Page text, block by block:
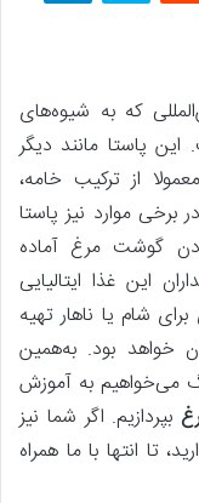
که به شیوه‌های
پاستا مانند دیگر
از ترکیب خامه،
موارد نیز پاستا
گوشت مرغ آماده
این غذا ایتالیایی
شام یا ناهار تهیه
خواهد بود. به‌همین
می‌خواهیم به آموزش
بپردازیم. اگر شما نیز
تا انتها با ما همراه